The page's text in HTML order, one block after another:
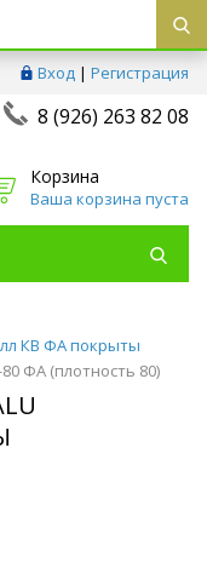
Вход | Регистрация
8 (926) 263 82 08
Корзина
Ваша корзина пуста
КВ ФА покрыты
ФА (плотность 80)